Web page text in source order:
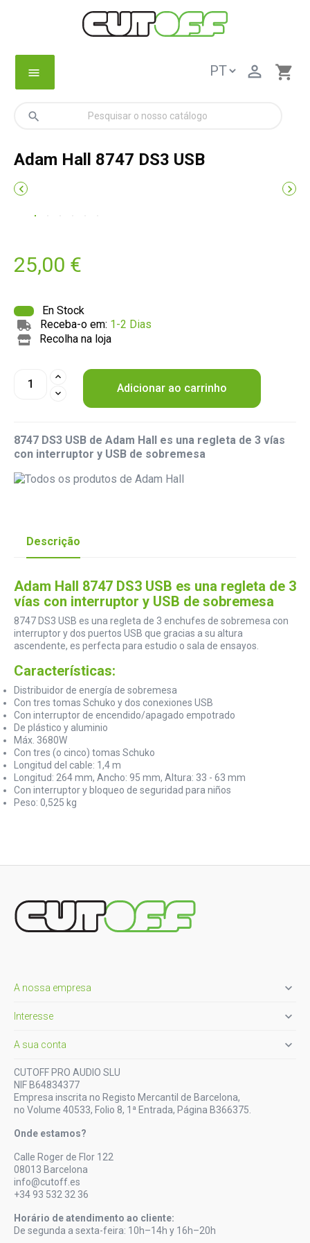
menu shopping_cart

search
Adam Hall 8747 DS3 USB
 
25,00 €
En Stock
Receba-o em: 1-2 Dias
Recolha na loja
Adicionar ao carrinho
8747 DS3 USB de Adam Hall es una regleta de 3 vías
con interruptor y USB de sobremesa
Descrição
Adam Hall 8747 DS3 USB es una regleta de 3
vías con interruptor y USB de sobremesa
8747 DS3 USB es una regleta de 3 enchufes de sobremesa con
interruptor y dos puertos USB que gracias a su altura
ascendente, es perfecta para estudio o sala de ensayos.
Características:
Distribuidor de energía de sobremesa
Con tres tomas Schuko y dos conexiones USB
Con interruptor de encendido/apagado empotrado
De plástico y aluminio
Máx. 3680W
Con tres (o cinco) tomas Schuko
Longitud del cable: 1,4 m
Longitud: 264 mm, Ancho: 95 mm, Altura: 33 - 63 mm
Con interruptor y bloqueo de seguridad para niños
Peso: 0,525 kg
A nossa empresa 
Interesse 
A sua conta 
CUTOFF PRO AUDIO SLU
NIF B64834377
Empresa inscrita no Registo Mercantil de Barcelona,
no Volume 40533, Folio 8, 1ª Entrada, Página B366375.
Onde estamos?
Calle Roger de Flor 122
08013 Barcelona
info@cutoff.es
+34 93 532 32 36
Horário de atendimento ao cliente:
De segunda a sexta-feira: 10h–14h y 16h–20h